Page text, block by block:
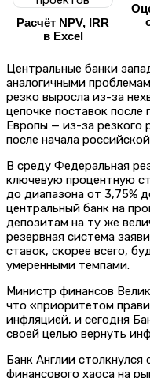
Расчёт NPV, IRR
в Excel
Центральные банки
аналогичными
резко выросла из-за
цепочке поставок после
Европы — из-за резкого
после начала
В среду Федеральная
ключевую процентную
до диапазона от 3,75%
центральный банк на
депозитам на ту же
резервная система
ставок, скорее всего,
умеренными темпами.
Министр финансов
что «приоритетом
инфляцией, и сегодня
своей целью вернуть
Банк Англии столкнулся
финансового хаоса на